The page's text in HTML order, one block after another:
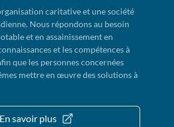
caritative et une société
Nous répondons au besoin
et en assainissement en
et les compétences à
que les personnes concernées
mettre en œuvre des solutions à
En savoir plus